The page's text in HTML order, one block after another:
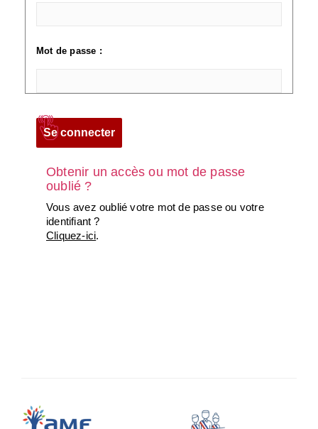
Mot de passe :
Obtenir un accès ou mot de passe
oublié ?
Vous avez oublié votre mot de passe ou votre
identifiant ?
Cliquez-ici.